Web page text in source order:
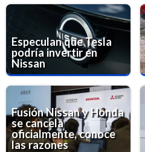
Especulan que Tesla
podría invertir en
Nissan
Fusión Nissan y Honda
se cancela
oficialmente, conoce
las razones